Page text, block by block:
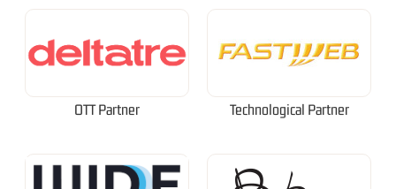
OTT Partner Technological Partner